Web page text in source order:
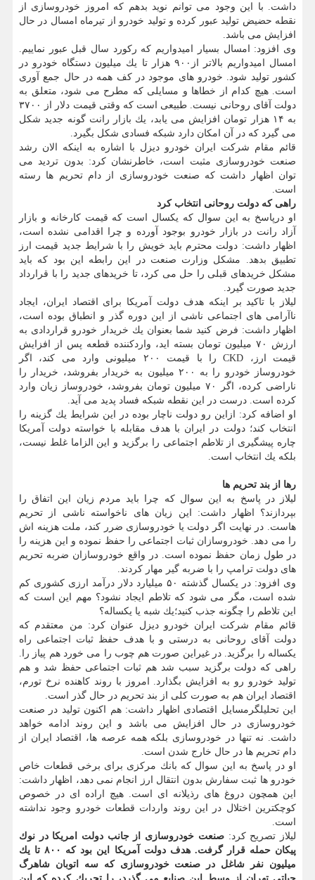
داشت. با این وجود می توانم نوید بدهم كه امروز خودروسازی از
نقطه حضیض تولید عبور كرده و تولید خودرو از تیرماه امسال در حال
افزایش می باشد.
وی افزود: امسال بسیار امیدواریم كه ركورد سال قبل عبور نماییم.
امسال امیدواریم بالاتر از۹۰۰ هزار تا یك میلیون دستگاه خودرو در
كشور تولید شود. خودرو های موجود در كف همه در حال جمع آوری
است. هیچ كدام از خطاها و مسایلی كه مطرح می شود، متعلق به
دولت آقای روحانی نیست. طبیعی است كه وقتی قیمت دلار از ۳۷۰۰
به ۱۴ هزار تومان افزایش می یابد، یك بازار رانت گونه جدید شكل
می گیرد كه در آن امكان دارد شبكه فسادی شكل بگیرد.
قائم مقام شركت ایران خودرو دیزل با اشاره به اینكه الان رشد
صنعت خودروسازی مثبت است، خاطرنشان كرد: بدون تردید می
توان اظهار داشت كه صنعت خودروسازی از دام تحریم ها رسته
است.
راهی كه دولت روحانی انتخاب كرد
او درپاسخ به این سوال كه یكسال است كه قیمت كارخانه و بازار
آزاد رانت در بازار خودرو بوجود آورده و چرا اقدامی نشده است،
اظهار داشت: دولت محترم باید خویش را با شرایط جدید قیمت ارز
تطبیق بدهد. مشكل وزارت صنعت در این رابطه این بود كه باید
مشكل خریدهای قبلی را حل می كرد، تا خریدهای جدید را با قرارداد
جدید صورت گیرد.
لیلاز با تاكید بر اینكه هدف دولت آمریكا برای اقتصاد ایران، ایجاد
ناآرامی های اجتماعی ناشی از این دوره گذر و انطباق بوده است،
اظهار داشت: فرض كنید شما بعنوان یك خریدار خودرو قراردادی به
ارزش ۷۰ میلیون تومان بسته اید، واردكننده قطعه پس از افزایش
قیمت ارز، CKD را با قیمت ۲۰۰ میلیونی وارد می كند، اگر
خودروساز خودرو را به ۲۰۰ میلیون به خریدار بفروشد، خریدار را
ناراضی كرده، اگر ۷۰ میلیون تومان بفروشد، خودروساز زیان وارد
كرده است. درست در این نقطه شبكه فساد پدید می آید.
او اضافه كرد: ازاین رو دولت ناچار بوده در این شرایط یك گزینه را
انتخاب كند؛ دولت در ایران با هدف مقابله با خواسته دولت آمریكا
چاره پیشگیری از تلاطم اجتماعی را برگزید و این الزاما غلط نیست،
بلكه یك انتخاب است.
رها از بند تحریم ها
لیلاز در پاسخ به این سوال كه چرا باید مردم زیان این اتفاق را
بپردازند؟ اظهار داشت: این زیان های ناخواسته ناشی از تحریم
هاست. در نهایت اگر دولت یا خودروسازی ضرر كند، ملت هزینه اش
را می دهد. خودروسازان ثبات اجتماعی را حفظ نموده و این هزینه را
در طول زمان حفظ نموده است. در واقع خودروسازان ضربه تحریم
های دولت ترامپ را با ضربه گیر مهار كردند.
وی افزود: در یكسال گذشته ۵۰ میلیارد دلار درآمد ارزی كشوری كم
شده است، مگر می شود كه تلاطم ایجاد نشود؟ مهم این است كه
این تلاطم را چگونه جذب كنید؛یك شبه یا یكساله؟
قائم مقام شركت ایران خودرو دیزل عنوان كرد: من معتقدم كه
دولت آقای روحانی به درستی و با هدف حفظ ثبات اجتماعی راه
یكساله را برگزید. در غیراین صورت هم چوب را می خورد هم پیاز را.
راهی كه دولت برگزید سبب شد هم ثبات اجتماعی حفظ شد و هم
تولید خودرو رو به افزایش بگذارد. امروز با روند كاهنده نرخ تورم،
اقتصاد ایران هم به صورت كلی از بند تحریم در حال گذر است.
این تحلیلگرمسایل اقتصادی اظهار داشت: هم اكنون تولید در صنعت
خودروسازی در حال افزایش می باشد و این روند ادامه خواهد
داشت. نه تنها در خودروسازی بلكه همه عرصه ها، اقتصاد ایران از
دام تحریم ها در حال خارج شدن است.
او در پاسخ به این سوال كه بانك مركزی برای برخی قطعات خاص
خودرو ها ثبت سفارش بدون انتقال ارز انجام نمی دهد، اظهار داشت:
این همچون دروغ های رذیلانه ای است. هیچ اراده ای در خصوص
كوچكترین اختلال در این روند واردات قطعات خودرو وجود نداشته
است.
لیلاز تصریح كرد:صنعت خودروسازی از جانب دولت امریكا در نوك
پیكان حمله قرار گرفت. هدف دولت آمریكا این بود كه ۸۰۰ تا یك
میلیون نفر شاغل در صنعت خودروسازی كه سه اتوبان شاهرگ